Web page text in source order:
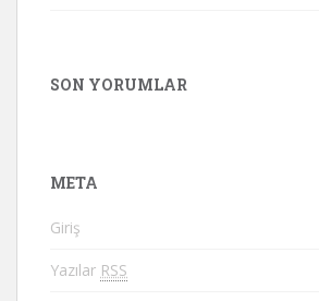
SON YORUMLAR
META
Giriş
Yazılar RSS